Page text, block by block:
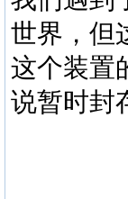
世界，但
这个装置
说暂时封